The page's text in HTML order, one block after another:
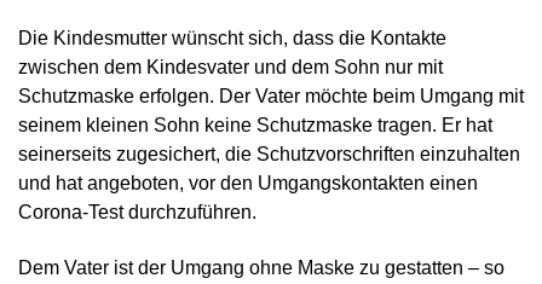
Die Kindesmutter wünscht sich, dass die Kontakte
zwischen dem Kindesvater und dem Sohn nur mit
Schutzmaske erfolgen. Der Vater möchte beim Umgang mit
seinem kleinen Sohn keine Schutzmaske tragen. Er hat
seinerseits zugesichert, die Schutzvorschriften einzuhalten
und hat angeboten, vor den Umgangskontakten einen
Corona-Test durchzuführen.
Dem Vater ist der Umgang ohne Maske zu gestatten – so